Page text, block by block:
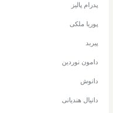
پدرام پالیز
پوریا ملکی
پیربد
دامون نوردین
دانوش
دانیال هندیانی